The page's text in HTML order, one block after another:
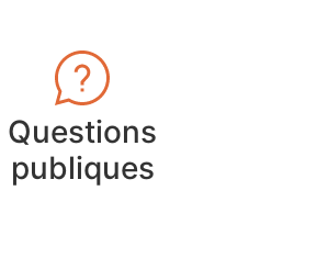
Questions
publiques